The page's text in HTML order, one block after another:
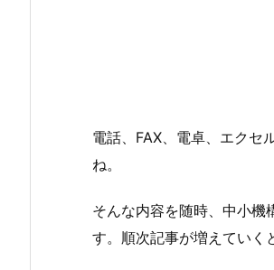
電話、FAX、電卓、エク
ね。
そんな内容を随時、中小機
す。順次記事が増えていく